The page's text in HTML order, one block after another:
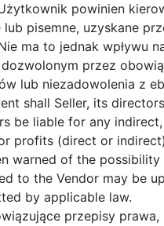
powinien
pisemne, uzyskane
ma to jednak wpływu
przez
lub niezadowolenia z
shall Seller, its
be liable for any
profits (direct or
warned of the
to the Vendor may be
by applicable law.
przepisy